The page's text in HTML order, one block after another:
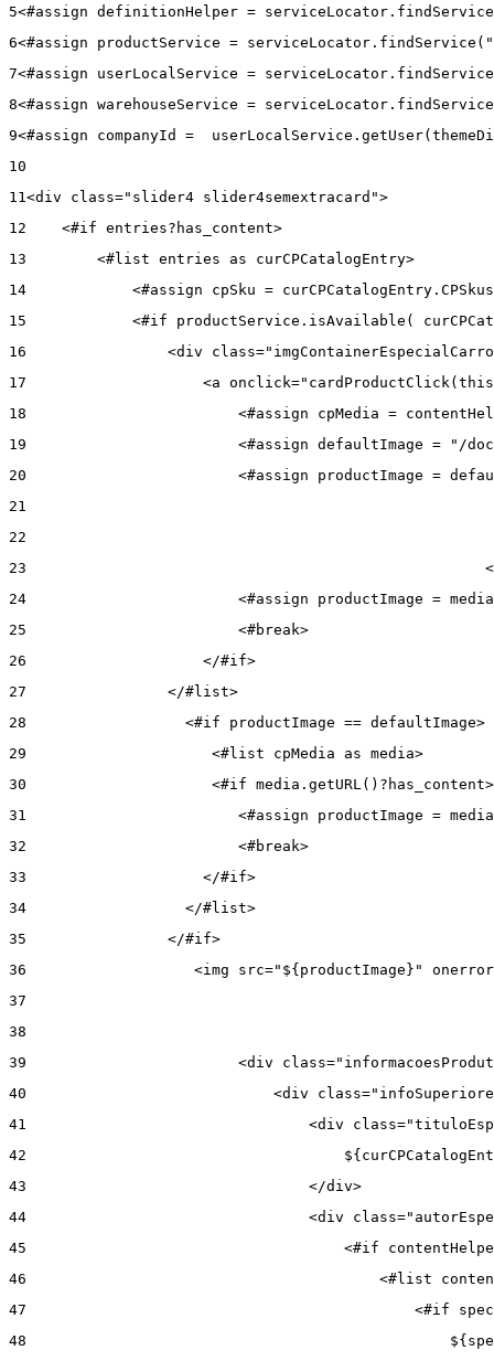
5<#assign definitionHelper =
6<#assign productService =
7<#assign userLocalService =
8<#assign warehouseService =
9<#assign companyId =
10
11 <div class="slider4 slider4semextracard">
12
    <#if entries?has_content>
13
        <#list entries as curCPCatalogEntry>
14
<#assign cpSku =
15
<#if productService.isAvailable(
16
<div
17
<a
18
<#assign cpMedia =
19
<#assign defaultImage = "/
20
<#assign productImage =
21
22
23
24
<#assign productImage =
25
                        <#break>
26
                    </#if>
27
                </#list>
28
                  <#if productImage == defaultImage>
29
                     <#list cpMedia as media>
30
<#if
31
<#assign productImage =
32
                        <#break>
33
                    </#if>
34
                  </#list>
35
                </#if>
36
<img src="${productImage}"
37
38
39
<div
40
<div
41
<div
42
43
                                </div>
44
<div
45
<#if
46
<#list
47
<#if
48